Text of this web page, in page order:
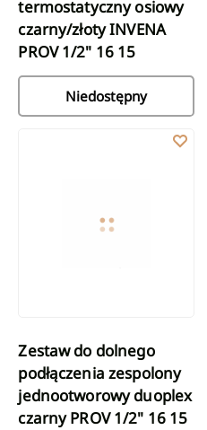
termostatyczny osiowy
czarny/złoty INVENA
PROV 1/2" 16 15
Niedostępny
Zestaw do dolnego
Zestaw do dolnego
podłączenia zespolony
jednootworowy duoplex
czarny PROV 1/2" 16 15